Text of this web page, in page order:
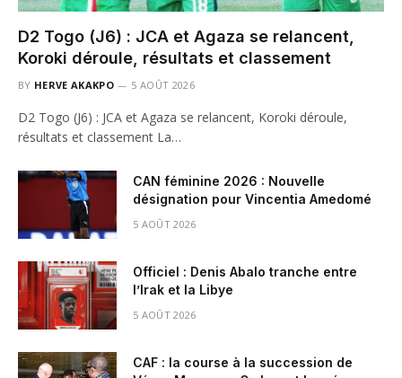
D2 Togo (J6) : JCA et Agaza se relancent,
Koroki déroule, résultats et classement
BY HERVE AKAKPO 5 AOÛT 2026
D2 Togo (J6) : JCA et Agaza se relancent, Koroki déroule,
résultats et classement La…
CAN féminine 2026 : Nouvelle
désignation pour Vincentia Amedomé
5 AOÛT 2026
Officiel : Denis Abalo tranche entre
l’Irak et la Libye
5 AOÛT 2026
CAF : la course à la succession de